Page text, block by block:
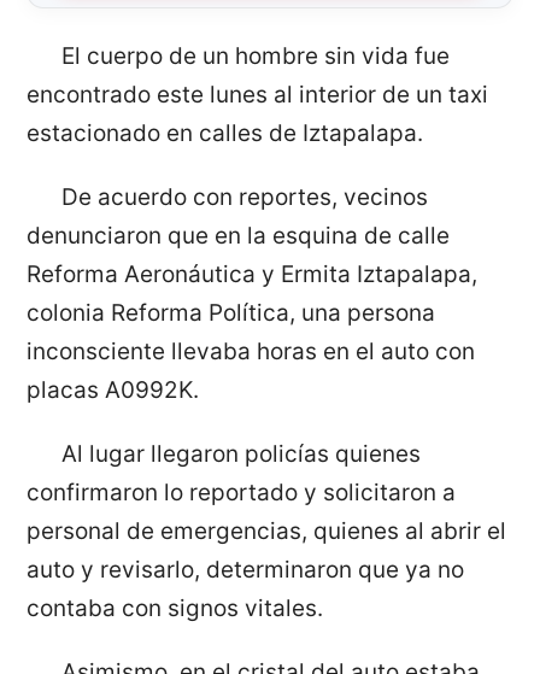
El cuerpo de un hombre sin vida fue
encontrado este lunes al interior de un taxi
estacionado en calles de Iztapalapa.
De acuerdo con reportes, vecinos
denunciaron que en la esquina de calle
Reforma Aeronáutica y Ermita Iztapalapa,
colonia Reforma Política, una persona
inconsciente llevaba horas en el auto con
placas A0992K.
Al lugar llegaron policías quienes
confirmaron lo reportado y solicitaron a
personal de emergencias, quienes al abrir el
auto y revisarlo, determinaron que ya no
contaba con signos vitales.